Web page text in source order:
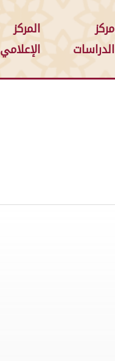
مركز
الدراسات
المركز
الإعلامي